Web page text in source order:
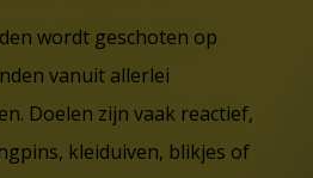
wordt geschoten op
vanuit allerlei
Doelen zijn vaak reactief,
kleiduiven, blikjes of